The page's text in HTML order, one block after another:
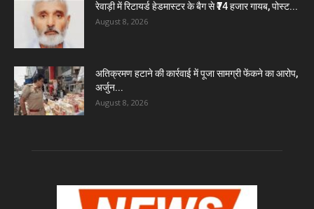
रेवाड़ी में रिटायर्ड हेडमास्टर के बैग से ₹74 हजार गायब, पोस्ट...
August 8, 2026
अतिक्रमण हटाने की कार्रवाई में पूजा सामग्री फेंकने का आरोप,
अर्जुन...
August 8, 2026